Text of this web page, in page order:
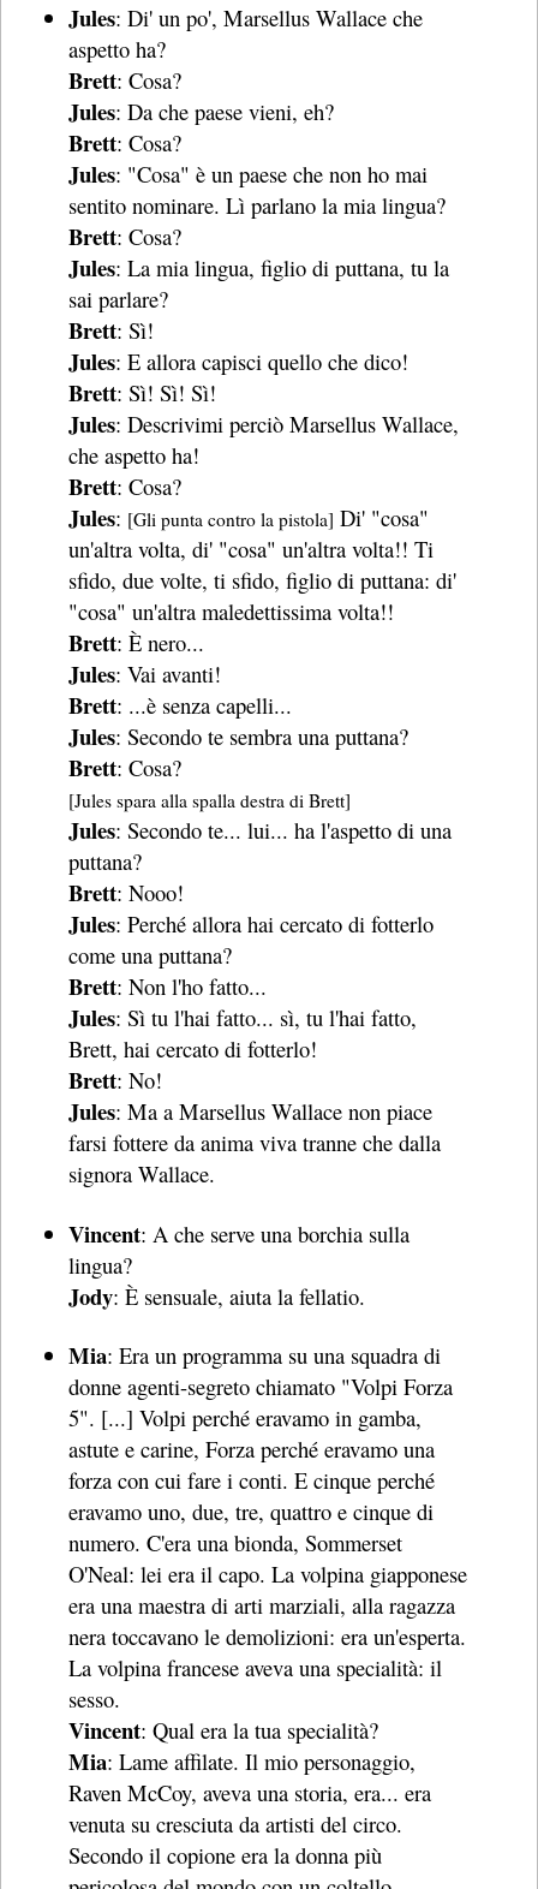
Jules: Di' un po', Marsellus Wallace che
aspetto ha?
Brett: Cosa?
Jules: Da che paese vieni, eh?
Brett: Cosa?
Jules: "Cosa" è un paese che non ho mai
sentito nominare. Lì parlano la mia lingua?
Brett: Cosa?
Jules: La mia lingua, figlio di puttana, tu la
sai parlare?
Brett: Sì!
Jules: E allora capisci quello che dico!
Brett: Sì! Sì! Sì!
Jules: Descrivimi perciò Marsellus Wallace,
che aspetto ha!
Brett: Cosa?
Jules: [Gli punta contro la pistola] Di' "cosa"
un'altra volta, di' "cosa" un'altra volta!! Ti
sfido, due volte, ti sfido, figlio di puttana: di'
"cosa" un'altra maledettissima volta!!
Brett: È nero...
Jules: Vai avanti!
Brett: ...è senza capelli...
Jules: Secondo te sembra una puttana?
Brett: Cosa?
[Jules spara alla spalla destra di Brett]
Jules: Secondo te... lui... ha l'aspetto di una
puttana?
Brett: Nooo!
Jules: Perché allora hai cercato di fotterlo
come una puttana?
Brett: Non l'ho fatto...
Jules: Sì tu l'hai fatto... sì, tu l'hai fatto,
Brett, hai cercato di fotterlo!
Brett: No!
Jules: Ma a Marsellus Wallace non piace
farsi fottere da anima viva tranne che dalla
signora Wallace.
Vincent: A che serve una borchia sulla
lingua?
Jody: È sensuale, aiuta la fellatio.
Mia: Era un programma su una squadra di
donne agenti-segreto chiamato "Volpi Forza
5". [...] Volpi perché eravamo in gamba,
astute e carine, Forza perché eravamo una
forza con cui fare i conti. E cinque perché
eravamo uno, due, tre, quattro e cinque di
numero. C'era una bionda, Sommerset
O'Neal: lei era il capo. La volpina giapponese
era una maestra di arti marziali, alla ragazza
nera toccavano le demolizioni: era un'esperta.
La volpina francese aveva una specialità: il
sesso.
Vincent: Qual era la tua specialità?
Mia: Lame affilate. Il mio personaggio,
Raven McCoy, aveva una storia, era... era
venuta su cresciuta da artisti del circo.
Secondo il copione era la donna più